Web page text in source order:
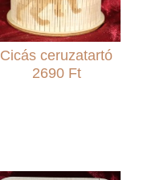
Cicás ceruzatartó
2690 Ft